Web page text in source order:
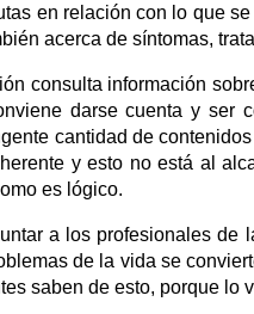
en relación con lo que
acerca de síntomas,
consulta información
darse cuenta y ser
cantidad de
y esto no está al
es lógico.
a los profesionales de
de la vida se
saben de esto, porque lo